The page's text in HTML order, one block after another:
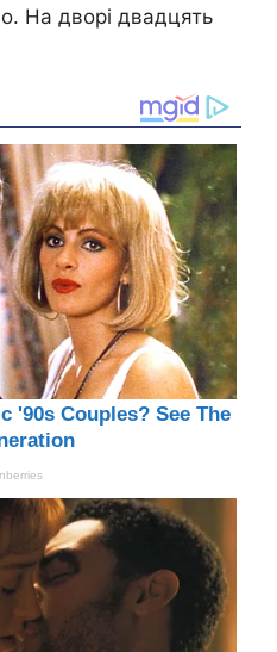
На дворі двадцять